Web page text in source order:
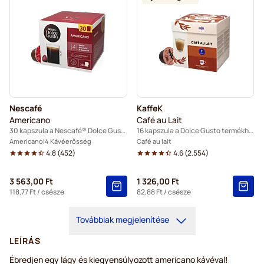
Nescafé
Americano
30 kapszula a Nescafé® Dolce Gusto termékhez
Americano 4 Kávéerősség
4.8(452)
3 563,00 Ft
118,77 Ft/ csésze
KaffeK
Café au Lait
16 kapszula a Dolce Gusto termékhez
Café au lait
4.6(2.554)
1 326,00 Ft
82,88 Ft/ csésze
Továbbiak megjelenítése
LEÍRÁS
Ébredjen egy lágy és kiegyensúlyozott americano kávéval!